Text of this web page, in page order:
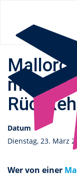
müssen
Datum
Dienstag, 23. März
Wer von einer